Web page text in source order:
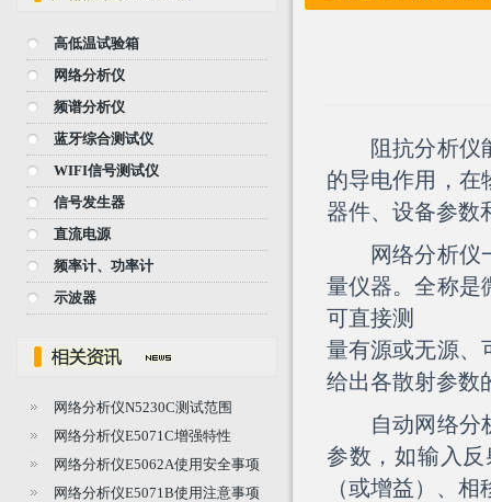
高低温试验箱
网络分析仪
频谱分析仪
蓝牙综合测试仪
WIFI信号测试仪
信号发生器
直流电源
频率计、功率计
示波器
网络分析仪N5230C测试范围
网络分析仪E5071C增强特性
网络分析仪E5062A使用安全事项
网络分析仪E5071B使用注意事项
阻抗分析仪能
的导电作用，在
器件、设备参数
网络分析仪
量仪器。全称是
可直接测
量有源或无源、
给出各散射参数
自动网络分
参数，如输入
（或增益）、